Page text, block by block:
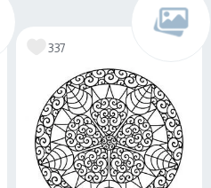
337